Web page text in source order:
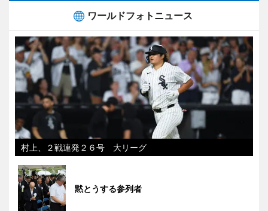
ワールドフォトニュース
村上、２戦連発２６号 大リーグ
黙とうする参列者